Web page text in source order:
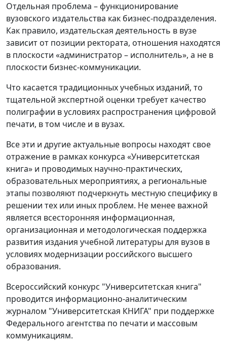
Отдельная проблема – функционирование
вузовского издательства как бизнес-подразделения.
Как правило, издательская деятельность в вузе
зависит от позиции ректората, отношения находятся
в плоскости «администратор – исполнитель», а не в
плоскости бизнес-коммуникации.
Что касается традиционных учебных изданий, то
тщательной экспертной оценки требует качество
полиграфии в условиях распространения цифровой
печати, в том числе и в вузах.
Все эти и другие актуальные вопросы находят свое
отражение в рамках конкурса «Университетская
книга» и проводимых научно-практических,
образовательных мероприятиях, а региональные
этапы позволяют подчеркнуть местную специфику в
решении тех или иных проблем. Не менее важной
является всесторонняя информационная,
организационная и методологическая поддержка
развития издания учебной литературы для вузов в
условиях модернизации российского высшего
образования.
Всероссийский конкурс "Университетская книга"
проводится информационно-аналитическим
журналом "Университетская КНИГА" при поддержке
Федерального агентства по печати и массовым
коммуникациям.